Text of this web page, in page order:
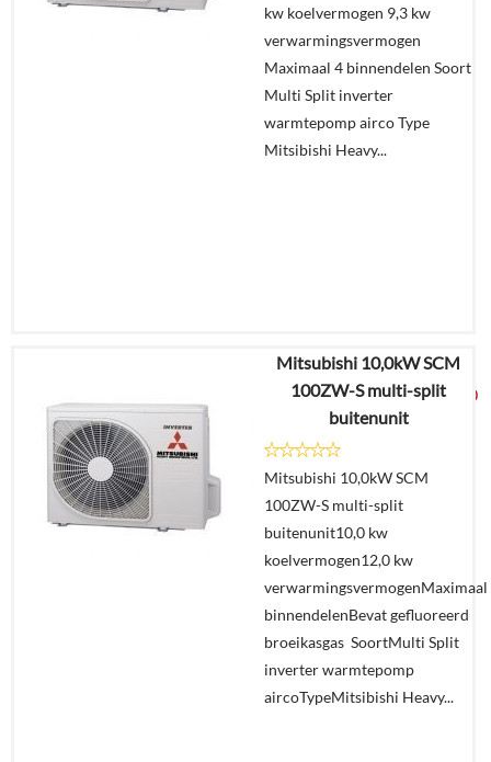
aanvragen?
In
winkelmand
kw koelvermogen 9,3 kw
verwarmingsvermogen
Maximaal 4 binnendelen Soort
Multi Split inverter
warmtepomp airco Type
Mitsibishi Heavy...
€6.927,25
€3.699,00
Offerte
winkelmand
Mitsubishi 10,0kW SCM
100ZW-S multi-split
buitenunit
Mitsubishi 10,0kW SCM
100ZW-S multi-split
buitenunit10,0 kw
koelvermogen12,0 kw
verwarmingsvermogenMaximaal
binnendelenBevat gefluoreerd
broeikasgas SoortMulti Split
inverter warmtepomp
aircoTypeMitsibishi Heavy...